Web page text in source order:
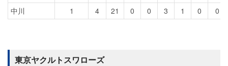
中川
1 4 21 0 0 3 1 0 0
東京ヤクルトスワローズ